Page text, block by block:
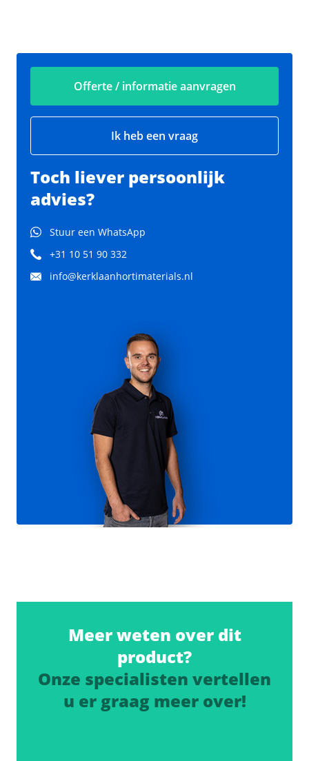
Offerte / informatie aanvragen
Ik heb een vraag
Toch liever persoonlijk
advies?
Stuur een WhatsApp
+31 10 51 90 332
info@kerklaanhortimaterials.nl
Meer weten over dit
product?
Onze specialisten vertellen
u er graag meer over!